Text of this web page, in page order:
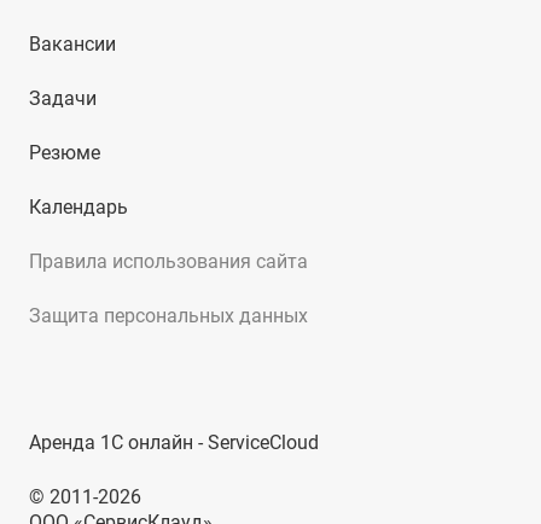
Правила использования сайта
Защита персональных данных
Вакансии
Задачи
Резюме
Календарь
Аренда 1С онлайн - ServiceCloud
© 2011-2026